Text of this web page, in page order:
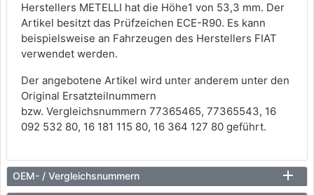
Herstellers METELLI hat die Höhe1 von 53,3 mm. Der
Artikel besitzt das Prüfzeichen ECE-R90. Es kann
beispielsweise an Fahrzeugen des Herstellers FIAT
verwendet werden.
Der angebotene Artikel wird unter anderem unter den
Original Ersatzteilnummern
bzw. Vergleichsnummern 77365465, 77365543, 16
092 532 80, 16 181 115 80, 16 364 127 80 geführt.
OEM- / Vergleichsnummern